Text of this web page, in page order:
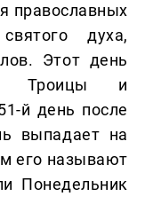
православных
духа,
Этот день
Троицы и
й день после
выпадает на
его называют
Понедельник